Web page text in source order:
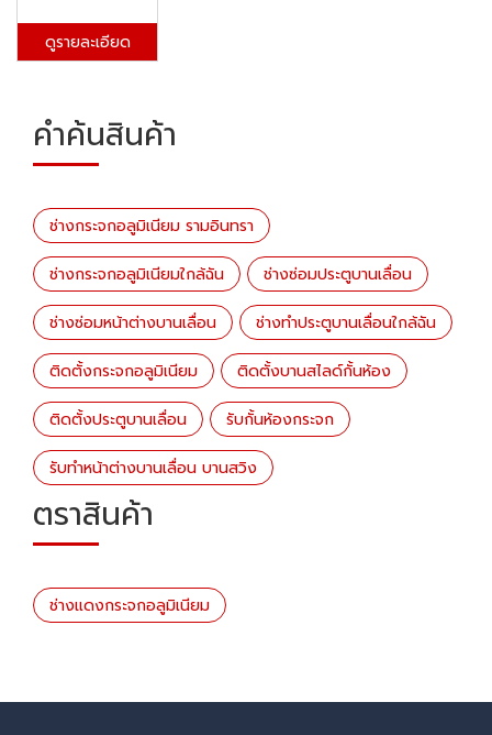
ดูรายละเอียด
คำค้นสินค้า
ช่างกระจกอลูมิเนียม รามอินทรา
ช่างกระจกอลูมิเนียมใกล้ฉัน ช่างซ่อมประตูบานเลื่อน
ช่างซ่อมหน้าต่างบานเลื่อน ช่างทำประตูบานเลื่อนใกล้ฉัน
ติดตั้งกระจกอลูมิเนียม ติดตั้งบานสไลด์กั้นห้อง
ติดตั้งประตูบานเลื่อน รับกั้นห้องกระจก
รับทำหน้าต่างบานเลื่อน บานสวิง
ตราสินค้า
ช่างแดงกระจกอลูมิเนียม